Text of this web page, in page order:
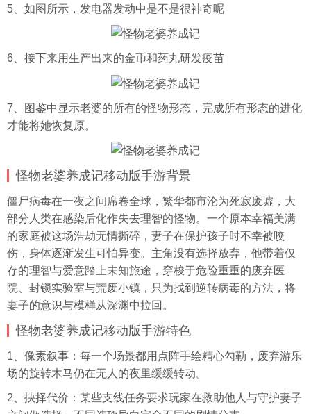
5、如图所示，发电器发动中是不是很神奇呢
6、接下来用生产出来的金币和药丸研发疫苗
7、图鉴中显示老婆的所有的怪物形态，完成所有形态的进化
才能将她恢复原。
怪物老婆养成记移动版手游背景
僵尸病毒在一夜之间席卷全球，繁华都市沦为死寂废墟，大
部分人类在感染后化作失去理智的怪物。一个原本幸福美满
的家庭被这场浩劫无情撕碎，妻子在保护孩子时不幸被咬
伤，身体逐渐发生可怕异变。主角没有选择放弃，他带着仅
存的理智与爱意踏上未知旅途，穿梭于危险重重的废弃医
院、封锁实验室与荒废小镇，只为找到逆转病毒的方法，将
妻子的意识与模样从深渊中拉回。
怪物老婆养成记移动版手游特色
1、像素叙事：每一个场景都用点阵手绘精心勾勒，废弃游乐
场的旋转木马仍在无人的夜里缓缓转动。
2、抉择代价：某些支线任务要求玩家在救助他人与守护妻子